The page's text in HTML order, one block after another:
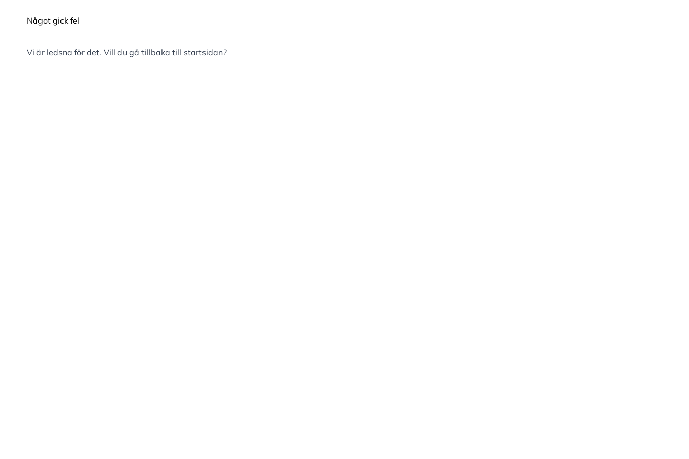
Något gick fel
Vi är ledsna för det. Vill du gå tillbaka till startsidan?